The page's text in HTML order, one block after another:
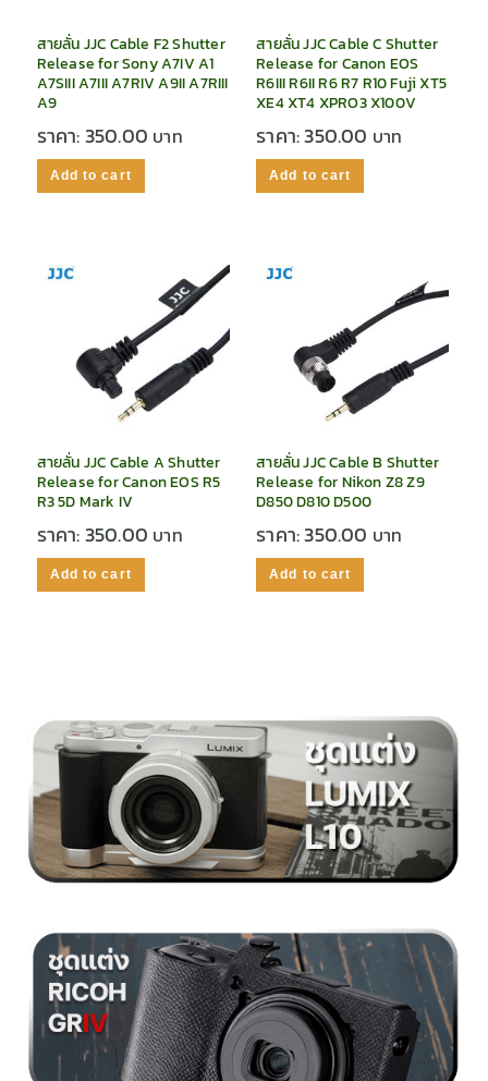
สายลั่น JJC Cable F2 Shutter
Release for Sony A7IV A1
A7SIII A7III A7RIV A9II A7RIII
A9
ราคา:350.00
Add to cart
สายลั่น JJC Cable C Shutter
Release for Canon EOS
R6III R6II R6 R7 R10 Fuji XT5
XE4 XT4 XPRO3 X100V
ราคา:350.00
Add to cart
สายลั่น JJC Cable A Shutter
Release for Canon EOS R5
R3 5D Mark IV
ราคา:350.00
Add to cart
สายลั่น JJC Cable B Shutter
Release for Nikon Z8 Z9
D850 D810 D500
ราคา:350.00
Add to cart